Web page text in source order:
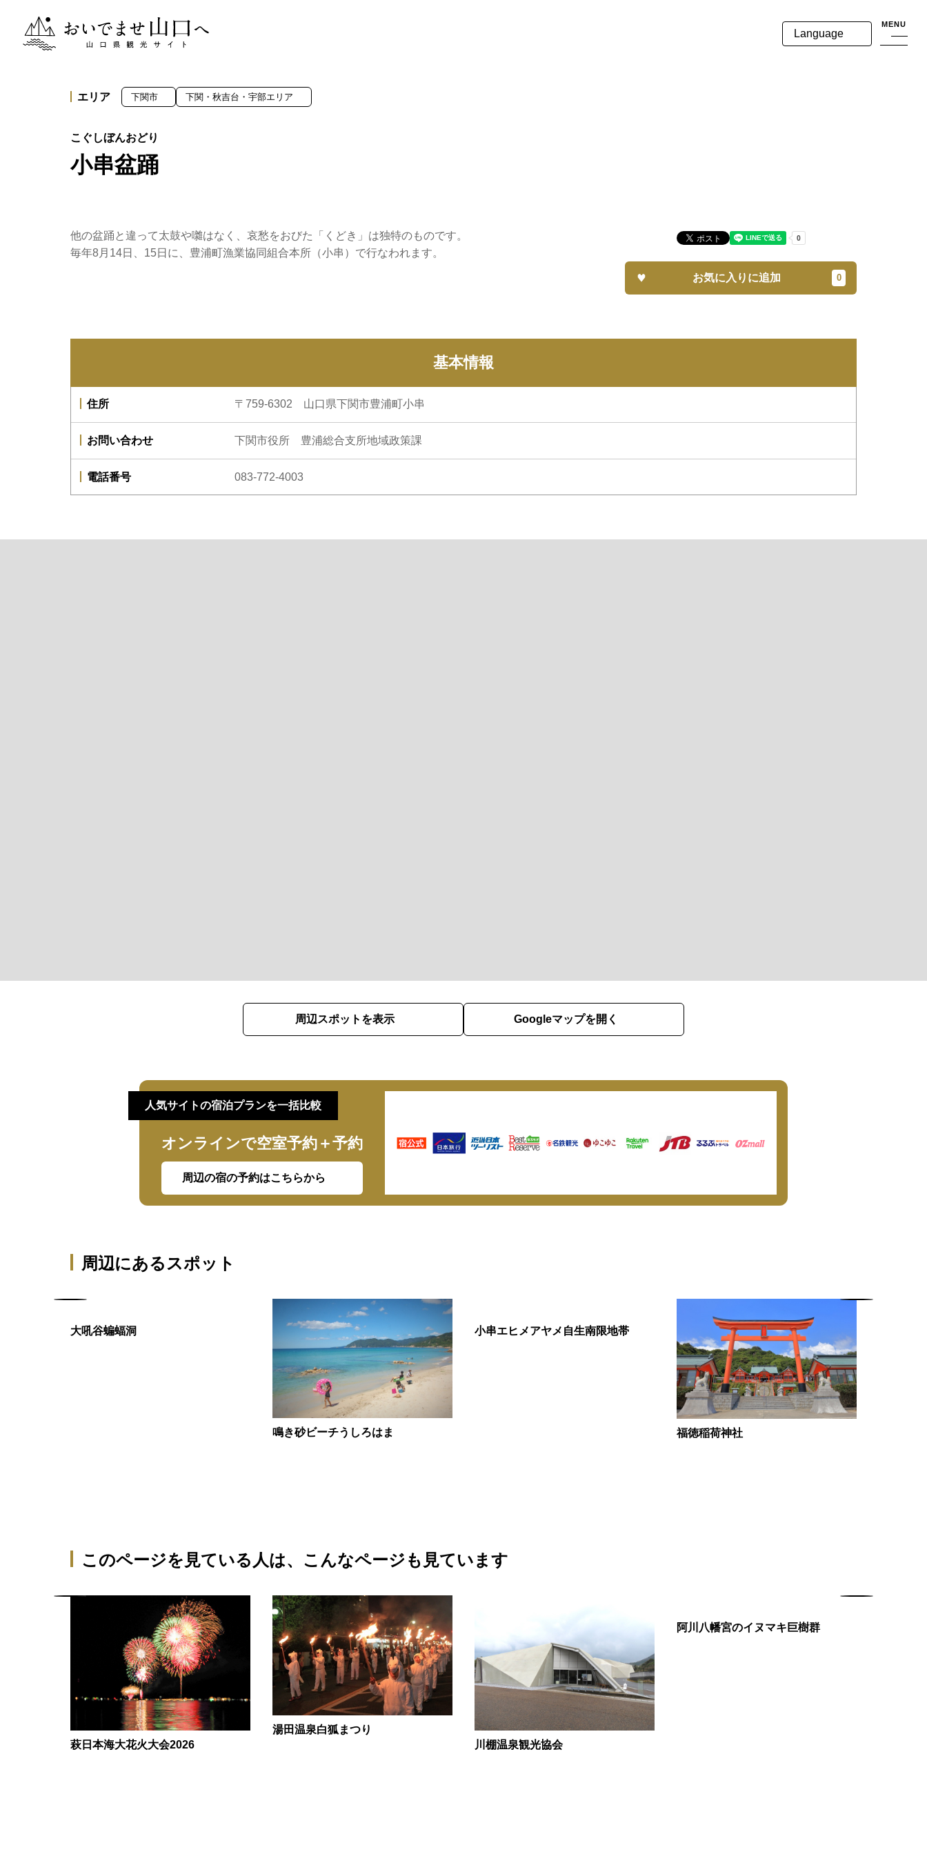
おいでませ山口へー山口県観光サイト MENU
Language
小串盆踊
他の盆踊と違って太鼓や囃はなく、哀愁をおびた「くどき」は独特のものです。
毎年8月14日、15日に、豊浦町漁業協同組合本所（小串）で行なわれます。
お気に入りに追加
エリア 下関市 下関・秋吉台・宇部エリア
基本情報
住所 〒759-6302 山口県下関市豊浦町小串
お問い合わせ 下関市役所 豊浦総合支所地域政策課
電話番号 083-772-4003
周辺スポットを表示 Googleマップを開く
人気サイトの宿泊プランを一括比較
オンラインで空室予約＋予約
周辺の宿の予約はこちらから
周辺にあるスポット
大吼谷蝙蝠洞
鳴き砂ビーチうしろはま
小串エヒメアヤメ自生南限地帯
福徳稲荷神社
このページを見ている人は、 こんなページも見ています
萩日本海大花火大会2026
湯田温泉白狐まつり
川棚温泉観光協会
阿川八幡宮のイヌマキ巨樹群